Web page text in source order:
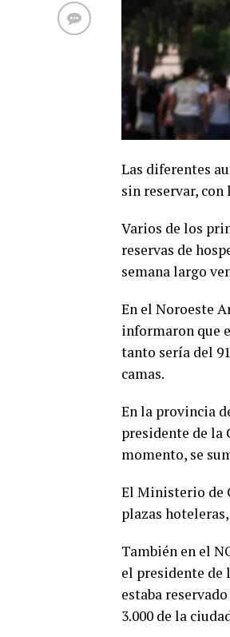
Las diferentes
sin reservar,
Varios de los
reservas de
semana largo
En el Noroeste
informaron que
tanto sería del
camas.
En la provincia
presidente de la
momento, se
El Ministerio de
plazas
También en el
el presidente de
estaba
3.000 de la